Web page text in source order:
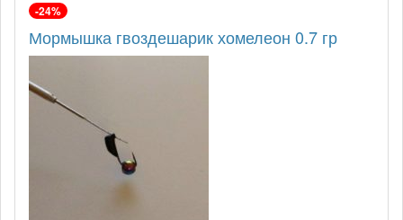
-24%
Мормышка гвоздешарик хомелеон 0.7 гр